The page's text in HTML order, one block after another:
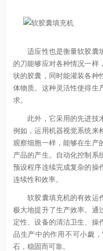
适应性也是衡量软胶囊
的刀能够应对各种情况一样
状的胶囊，同时能灌装各种
体物质。这种灵活性使得生
求。
此外，它采用的先进技术
例如，运用机器视觉系统来
观察细胞一样，能够在生产
产品的产生。自动化控制系
预设程序连续完成复杂的操
连续性和效率。
软胶囊填充机的有效运
极大地提升了生产效率。通
定性、设备的清洁卫生、操
品生产中的作用不可小觑
石，稳固而可靠。